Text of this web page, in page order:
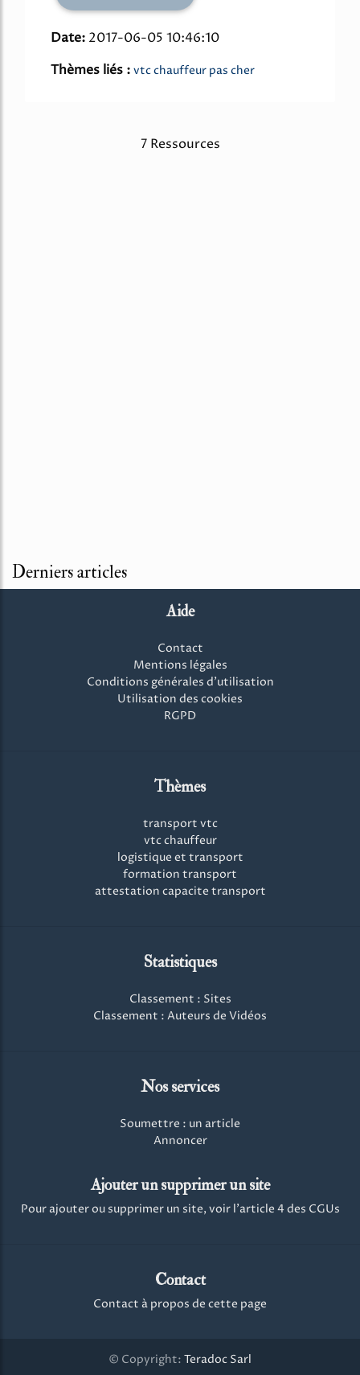
Date: 2017-06-05 10:46:10
Thèmes liés : vtc chauffeur pas cher
7 Ressources
Derniers articles
Aide
Contact
Mentions légales
Conditions générales d'utilisation
Utilisation des cookies
RGPD
Thèmes
transport vtc
vtc chauffeur
logistique et transport
formation transport
attestation capacite transport
Statistiques
Classement : Sites
Classement : Auteurs de Vidéos
Nos services
Soumettre : un article
Annoncer
Ajouter un supprimer un site
Pour ajouter ou supprimer un site, voir l'article 4 des CGUs
Contact
Contact à propos de cette page
© Copyright: Teradoc Sarl